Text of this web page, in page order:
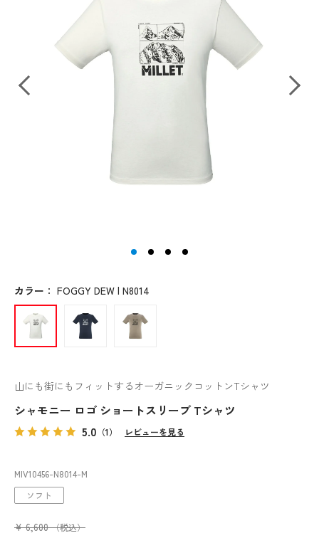
山にも街にもフィットするオーガニックコットンTシャツ
シャモニー ロゴ ショートスリーブ Tシャツ
5.0 （1） レビューを見る
MIV10456-N8014-M
ソフト
¥ 6,600 （税込）
カラー ： FOGGY DEW | N8014